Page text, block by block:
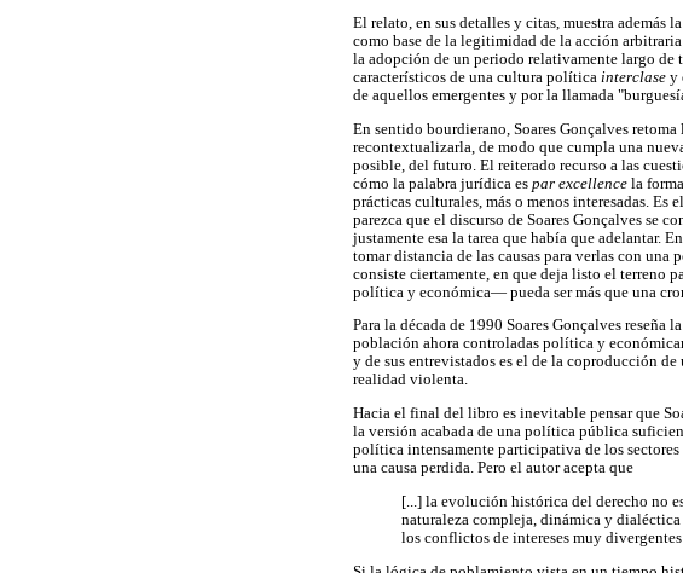
El relato, en sus detalles y citas, muestra además
como base de la legitimidad de la acción
la adopción de un periodo relativamente largo de
característicos de una cultura política interclase y
de aquellos emergentes y por la llamada
En sentido bourdierano, Soares Gonçalves
recontextualizarla, de modo que cumpla una
posible, del futuro. El reiterado recurso a las
cómo la palabra jurídica es par excellence la
prácticas culturales, más o menos interesadas.
parezca que el discurso de Soares Gonçalves se
justamente esa la tarea que había que adelantar.
tomar distancia de las causas para verlas con
consiste ciertamente, en que deja listo el terreno
política y económica— pueda ser más que una
Para la década de 1990 Soares Gonçalves
población ahora controladas política y
y de sus entrevistados es el de la coproducción
realidad violenta.
Hacia el final del libro es inevitable pensar que
la versión acabada de una política pública
política intensamente participativa de los
una causa perdida. Pero el autor acepta que
[...] la evolución histórica del derecho no
naturaleza compleja, dinámica y
los conflictos de intereses muy